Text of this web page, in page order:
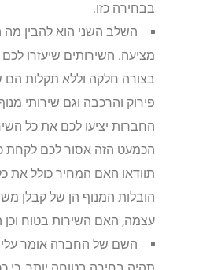
בבחירה כזו.
השלב השני הוא להבין
מציעה. השירותים שיעזרו
בצורה חלקה וללא תקלות הם
פירוק והרכבה וגם שירותי
החברות יציעו לכם את כל
הכמעט הזה אסור לכם לקחת
תוודאו האם המחיר כולל את
הובלות המנוף הן של קבלן
עצמה, האם השירות בטוח וכן
השם של החברה אומר